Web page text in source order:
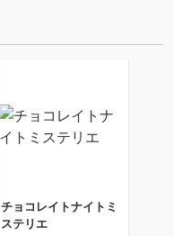
チョコレイトナイトミ
ステリエ